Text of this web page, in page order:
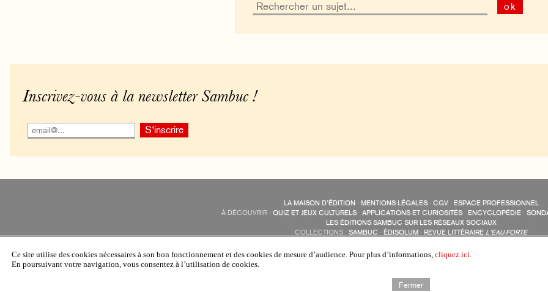
ok
Inscrivez-vous à la newsletter Sambuc !
LA MAISON D’ÉDITION · MENTIONS LÉGALES· CGV· ESPACE PROFESSIONNEL
À DÉCOUVRIR : QUIZ ET JEUX CULTURELS · APPLICATIONS ET CURIOSITÉS · ENCYCLOPÉDIE ·
LES ÉDITIONS SAMBUC SUR LES RÉSEAUX SOCIAUX
COLLECTIONS : SAMBUC · ÉDISOLUM · REVUE LITTÉRAIRE L’EAU-FORTE
Ce site utilise des cookies nécessaires à son bon fonctionnement et des cookies de mesure d’audience. Pour plus d’informations, cliquez ici.
En poursuivant votre navigation, vous consentez à l’utilisation de cookies.
Fermer